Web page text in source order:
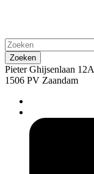
Pieter Ghijsenlaan 12A
1506 PV Zaandam